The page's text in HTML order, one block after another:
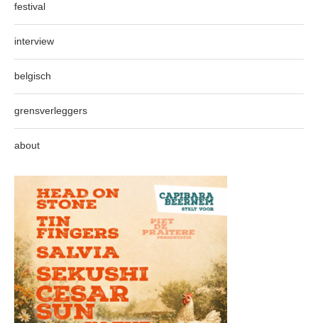
festival
interview
belgisch
grensverleggers
about